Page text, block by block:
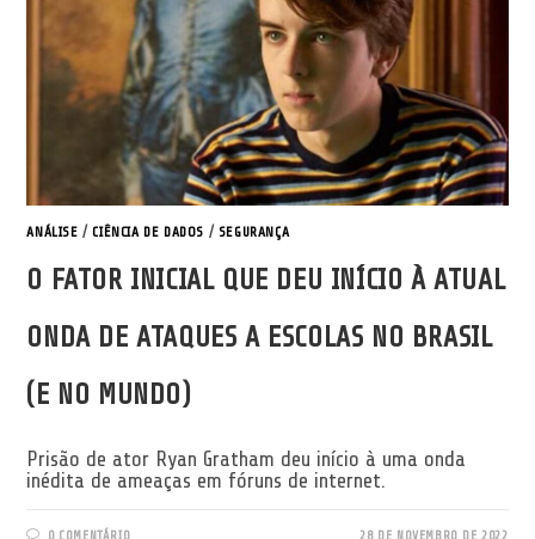
ANÁLISE /CIÊNCIA DE DADOS / SEGURANÇA
O FATOR INICIAL QUE DEU INÍCIO À ATUAL
ONDA DE ATAQUES A ESCOLAS NO BRASIL
(E NO MUNDO)
Prisão de ator Ryan Gratham deu início à uma onda
inédita de ameaças em fóruns de internet.